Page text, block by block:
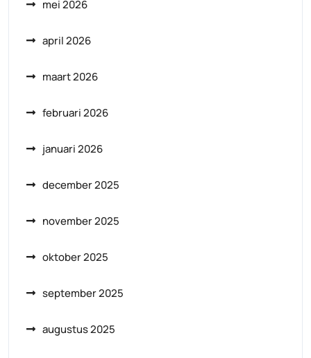
mei 2026
april 2026
maart 2026
februari 2026
januari 2026
december 2025
november 2025
oktober 2025
september 2025
augustus 2025